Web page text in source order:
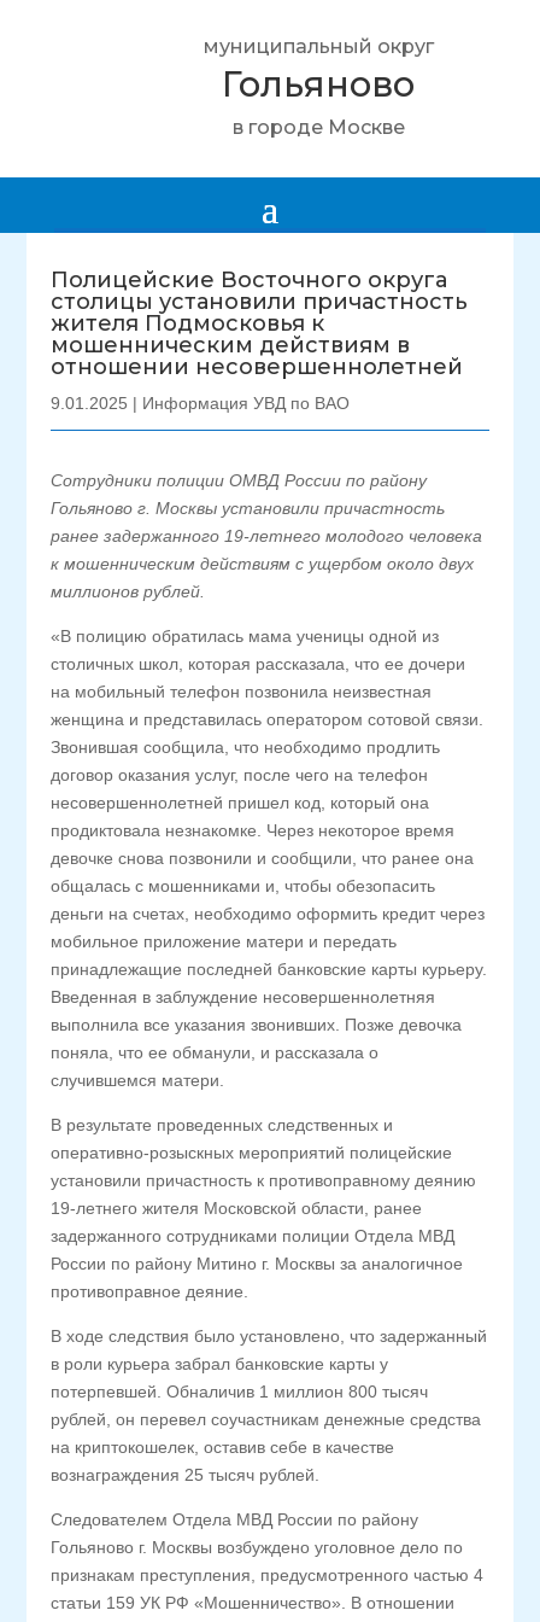
муниципальный округ
Гольяново
в городе Москве
Полицейские Восточного округа
столицы установили причастность
жителя Подмосковья к
мошенническим действиям в
отношении несовершеннолетней
9.01.2025 | Информация УВД по ВАО
Сотрудники полиции ОМВД России по району
Гольяново г. Москвы установили причастность
ранее задержанного 19-летнего молодого человека
к мошенническим действиям с ущербом около двух
миллионов рублей.
«В полицию обратилась мама ученицы одной из
столичных школ, которая рассказала, что ее дочери
на мобильный телефон позвонила неизвестная
женщина и представилась оператором сотовой связи.
Звонившая сообщила, что необходимо продлить
договор оказания услуг, после чего на телефон
несовершеннолетней пришел код, который она
продиктовала незнакомке. Через некоторое время
девочке снова позвонили и сообщили, что ранее она
общалась с мошенниками и, чтобы обезопасить
деньги на счетах, необходимо оформить кредит через
мобильное приложение матери и передать
принадлежащие последней банковские карты курьеру.
Введенная в заблуждение несовершеннолетняя
выполнила все указания звонивших. Позже девочка
поняла, что ее обманули, и рассказала о
случившемся матери.
В результате проведенных следственных и
оперативно-розыскных мероприятий полицейские
установили причастность к противоправному деянию
19-летнего жителя Московской области, ранее
задержанного сотрудниками полиции Отдела МВД
России по району Митино г. Москвы за аналогичное
противоправное деяние.
В ходе следствия было установлено, что задержанный
в роли курьера забрал банковские карты у
потерпевшей. Обналичив 1 миллион 800 тысяч
рублей, он перевел соучастникам денежные средства
на криптокошелек, оставив себе в качестве
вознаграждения 25 тысяч рублей.
Следователем Отдела МВД России по району
Гольяново г. Москвы возбуждено уголовное дело по
признакам преступления, предусмотренного частью 4
статьи 159 УК РФ «Мошенничество». В отношении